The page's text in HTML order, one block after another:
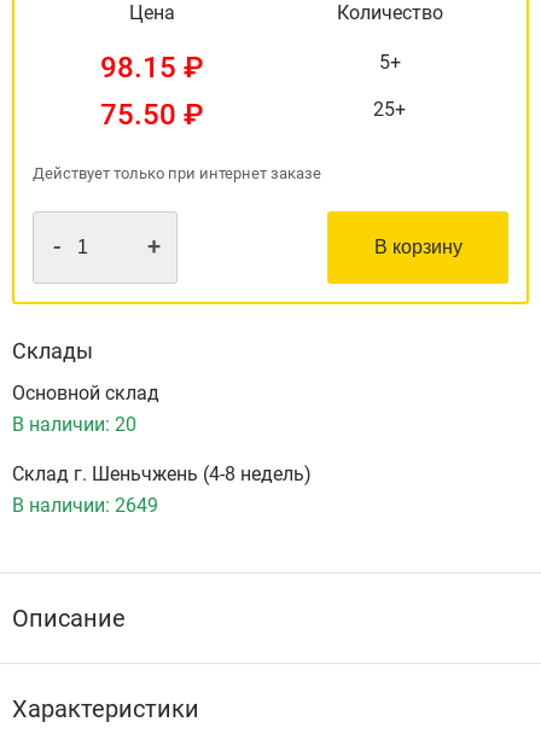
Цена Количество
98.15 ₽ 5+
75.50 ₽ 25+
- + В корзину
Действует только при интернет заказе
Склады
Основной склад
В наличии: 20
Склад г. Шеньчжень (4-8 недель)
В наличии: 2649
Описание
Характеристики